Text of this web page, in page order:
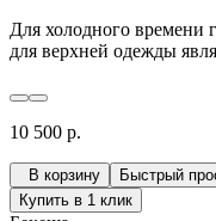
Для холодного времени
для верхней одежды
10 500 р.
В корзину
Быстрый
Купить в 1 клик